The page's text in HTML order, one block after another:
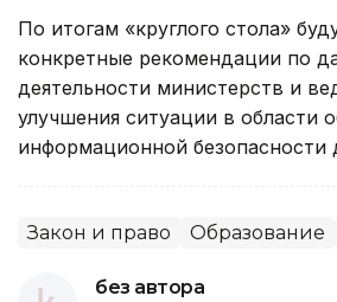
По итогам «круглого стола»
конкретные рекомендации по
деятельности министерств и
улучшения ситуации в области
информационной безопасности
Закон и право Образование
без автора